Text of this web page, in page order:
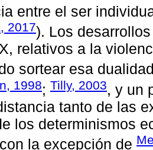
entre el ser
2017). Los
relativos a la
sortear esa
1998; Tilly, 2003, y un
tanto de las
los determinismos
la excepción de